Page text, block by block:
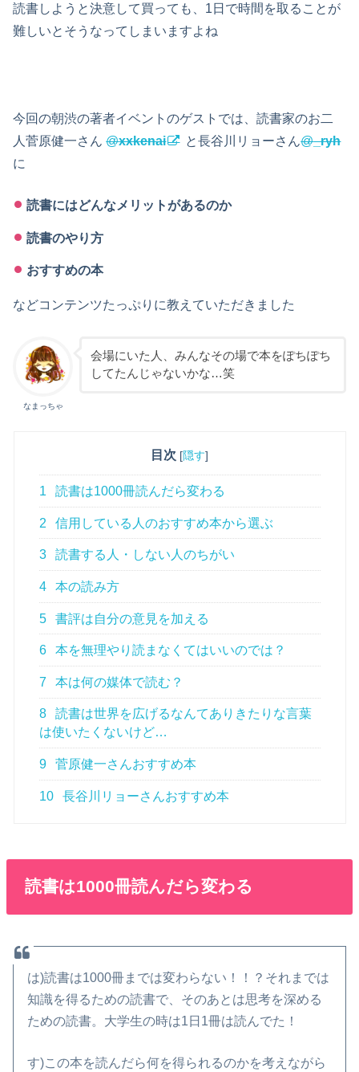
読書しようと決意して買っても、1日で時間を取ることが
難しいとそうなってしまいますよね
今回の朝渋の著者イベントのゲストでは、読書家のお二
人菅原健一さん@xxkenai と長谷川リョーさん@_ryh
に
読書にはどんなメリットがあるのか
読書のやり方
おすすめの本
などコンテンツたっぷりに教えていただきました
なまっちゃ
会場にいた人、みんなその場で本をぽちぽち
してたんじゃないかな…笑
目次 [隠す]
1 読書は1000冊読んだら変わる
2 信用している人のおすすめ本から選ぶ
3 読書する人・しない人のちがい
4 本の読み方
5 書評は自分の意見を加える
6 本を無理やり読まなくてはいいのでは？
7 本は何の媒体で読む？
8
読書は世界を広げるなんてありきたりな言葉
は使いたくないけど…
9 菅原健一さんおすすめ本
10 長谷川リョーさんおすすめ本
読書は1000冊読んだら変わる
は)読書は1000冊までは変わらない！！？それまでは
知識を得るための読書で、そのあとは思考を深める
ための読書。大学生の時は1日1冊は読んでた！
す)この本を読んだら何を得られるのかを考えながら